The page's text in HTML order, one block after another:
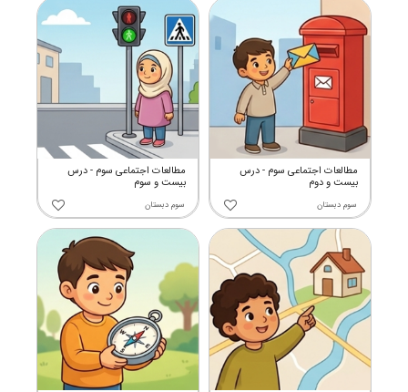
مطالعات اجتماعی سوم - درس
بیست و سوم
سوم دبستان
مطالعات اجتماعی سوم - درس
بیست و دوم
سوم دبستان